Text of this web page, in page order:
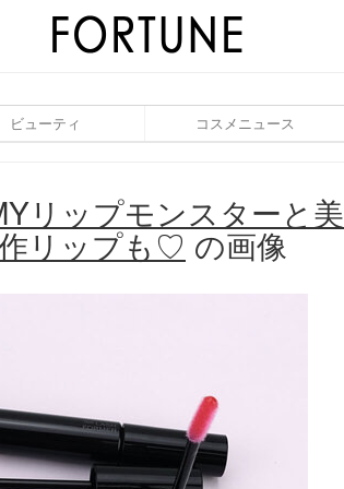
ビューティ コスメニュース
リップモンスターと美
リップも♡ の画像